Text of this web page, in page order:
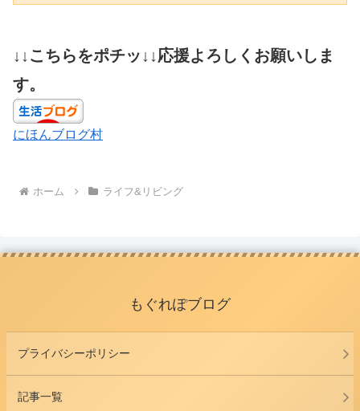
↓↓こちらをポチッ↓↓応援よろしくお願いしま
す。
にほんブログ村
ホーム ライフ&リビング
もぐれぽブログ
プライバシーポリシー
記事一覧